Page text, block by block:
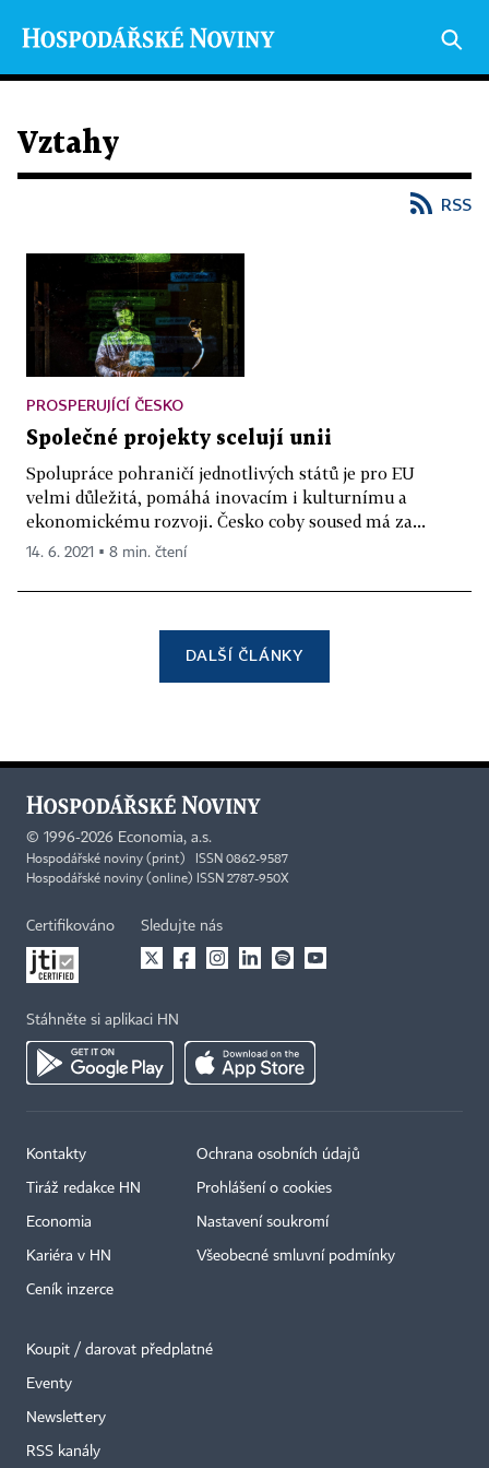
Vztahy
RSS
PROSPERUJÍCÍ ČESKO
Společné projekty scelují unii
Spolupráce pohraničí jednotlivých států je pro EU
velmi důležitá, pomáhá inovacím i kulturnímu a
ekonomickému rozvoji. Česko coby soused má za...
14. 6. 2021 ▪ 8 min. čtení
DALŠÍ ČLÁNKY
© 1996-2026 Economia, a.s.
Hospodářské noviny (print) ISSN 0862-9587
Hospodářské noviny (online) ISSN 2787-950X
Certifikováno Sledujte nás
Stáhněte si aplikaci HN
Kontakty
Tiráž redakce HN
Economia
Kariéra v HN
Ceník inzerce
Ochrana osobních údajů
Prohlášení o cookies
Nastavení soukromí
Všeobecné smluvní podmínky
Koupit / darovat předplatné
Eventy
Newslettery
RSS kanály